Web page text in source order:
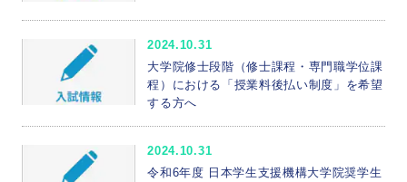
2024.10.31
大学院修士段階（修士課程・専門職学位課
程）における「授業料後払い制度」を希望
する方へ
2024.10.31
令和6年度 日本学生支援機構大学院奨学生